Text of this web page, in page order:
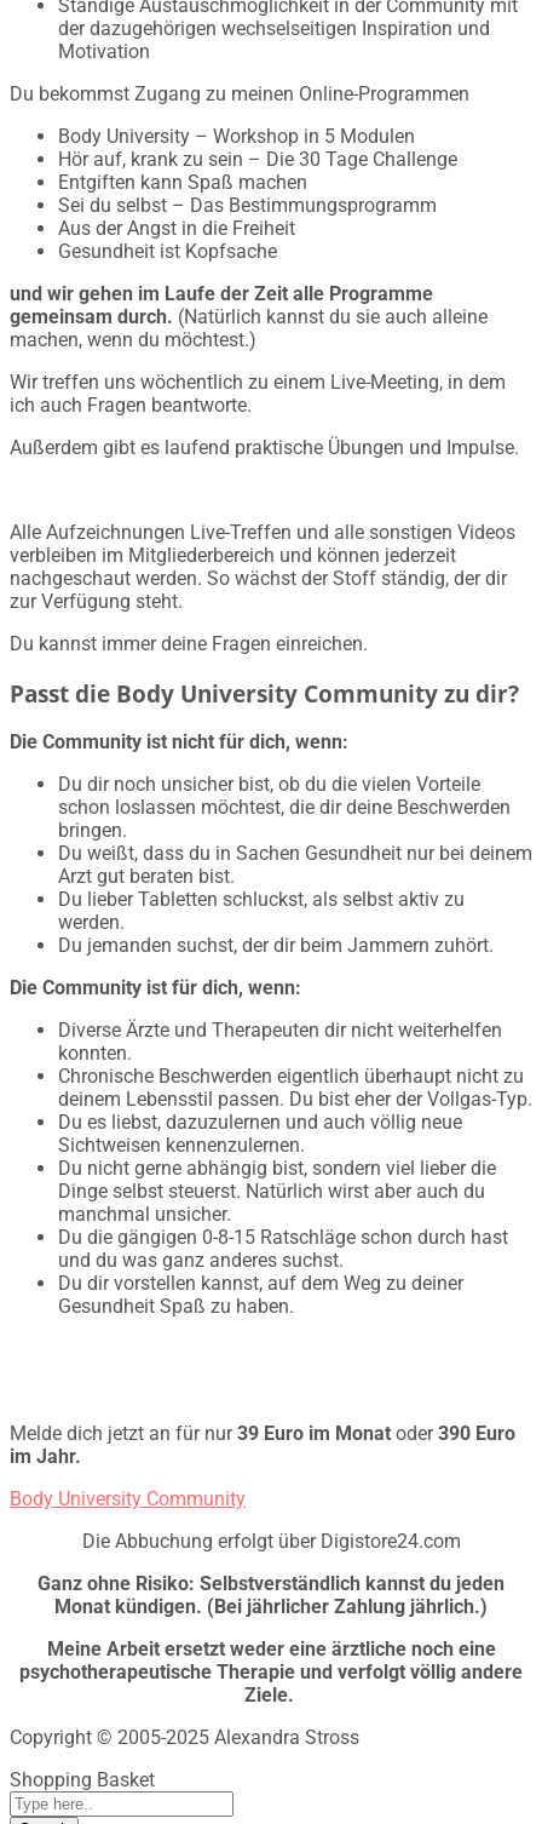
Ständige Austauschmöglichkeit in der Community mit
der dazugehörigen wechselseitigen Inspiration und
Motivation
Du bekommst Zugang zu meinen Online-Programmen
Body University – Workshop in 5 Modulen
Hör auf, krank zu sein – Die 30 Tage Challenge
Entgiften kann Spaß machen
Sei du selbst – Das Bestimmungsprogramm
Aus der Angst in die Freiheit
Gesundheit ist Kopfsache
und wir gehen im Laufe der Zeit alle Programme
gemeinsam durch. (Natürlich kannst du sie auch alleine
machen, wenn du möchtest.)
Wir treffen uns wöchentlich zu einem Live-Meeting, in dem
ich auch Fragen beantworte.
Außerdem gibt es laufend praktische Übungen und Impulse.
Alle Aufzeichnungen Live-Treffen und alle sonstigen Videos
verbleiben im Mitgliederbereich und können jederzeit
nachgeschaut werden. So wächst der Stoff ständig, der dir
zur Verfügung steht.
Du kannst immer deine Fragen einreichen.
Passt die Body University Community zu dir?
Die Community ist nicht für dich, wenn:
Du dir noch unsicher bist, ob du die vielen Vorteile
schon loslassen möchtest, die dir deine Beschwerden
bringen.
Du weißt, dass du in Sachen Gesundheit nur bei deinem
Arzt gut beraten bist.
Du lieber Tabletten schluckst, als selbst aktiv zu
werden.
Du jemanden suchst, der dir beim Jammern zuhört.
Die Community ist für dich, wenn:
Diverse Ärzte und Therapeuten dir nicht weiterhelfen
konnten.
Chronische Beschwerden eigentlich überhaupt nicht zu
deinem Lebensstil passen. Du bist eher der Vollgas-Typ.
Du es liebst, dazuzulernen und auch völlig neue
Sichtweisen kennenzulernen.
Du nicht gerne abhängig bist, sondern viel lieber die
Dinge selbst steuerst. Natürlich wirst aber auch du
manchmal unsicher.
Du die gängigen 0-8-15 Ratschläge schon durch hast
und du was ganz anderes suchst.
Du dir vorstellen kannst, auf dem Weg zu deiner
Gesundheit Spaß zu haben.
Melde dich jetzt an für nur39 Euro im Monat oder390 Euro
im Jahr.
Body University Community
Die Abbuchung erfolgt über Digistore24.com
Ganz ohne Risiko: Selbstverständlich kannst du jeden
Monat kündigen. (Bei jährlicher Zahlung jährlich.)
Meine Arbeit ersetzt weder eine ärztliche noch eine
psychotherapeutische Therapie und verfolgt völlig andere
Ziele.
Copyright © 2005-2025 Alexandra Stross
Shopping Basket